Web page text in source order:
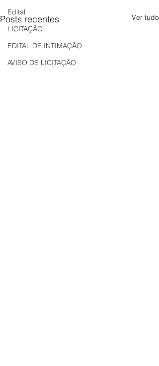
Edital
LICITAÇÃO
EDITAL DE INTIMAÇÃO
AVISO DE LICITAÇÃO
Posts recentes Ver tudo